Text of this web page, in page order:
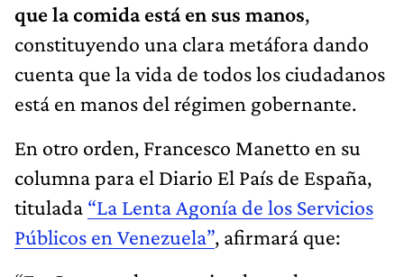
que la comida está en sus manos,
constituyendo una clara metáfora dando
cuenta que la vida de todos los ciudadanos
está en manos del régimen gobernante.
En otro orden, Francesco Manetto en su
columna para el Diario El País de España,
titulada “La Lenta Agonía de los Servicios
Públicos en Venezuela”, afirmará que: